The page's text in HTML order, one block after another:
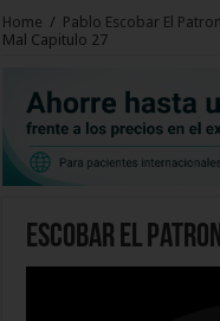
Home / Pablo Escobar El
Mal Capitulo 27
Escobar El